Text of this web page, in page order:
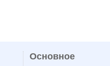
Основное